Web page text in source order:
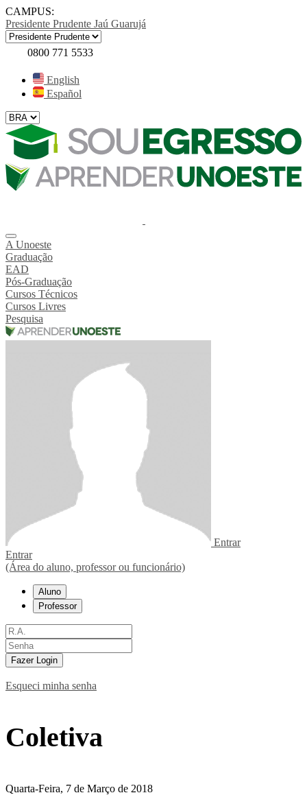
CAMPUS:
Presidente Prudente Jaú Guarujá
0800 771 5533
English
Español
A Unoeste
Graduação
EAD
Pós-Graduação
Cursos Técnicos
Cursos Livres
Pesquisa
Entrar
Entrar
(Área do aluno, professor ou funcionário)
Aluno
Professor
Fazer Login
Esqueci minha senha
Coletiva
Quarta-Feira, 7 de Março de 2018